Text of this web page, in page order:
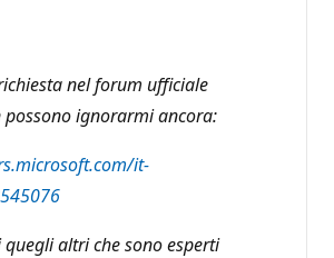
nel forum ufficiale
ignorarmi ancora:
it-
quegli altri che sono esperti